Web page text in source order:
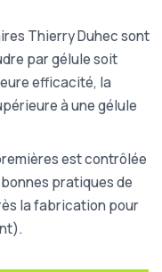
Thierry Duhec sont
par gélule soit
efficacité, la
à une gélule
est contrôlée
pratiques de
la fabrication pour